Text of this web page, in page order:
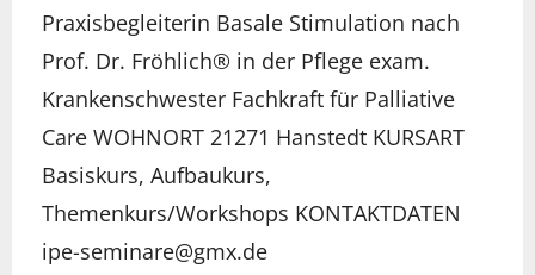
Fachpersonen
News
Förderung
Praxisbegleiterin Basale Stimulation nach
Prof. Dr. Fröhlich® in der Pflege exam.
Krankenschwester Fachkraft für Palliative
Care WOHNORT 21271 Hanstedt KURSART
Basiskurs, Aufbaukurs,
Themenkurs/Workshops KONTAKTDATEN
ipe-seminare@gmx.de